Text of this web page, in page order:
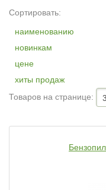
Сортировать:
наименованию
новинкам
цене
хиты продаж
Товаров на странице: